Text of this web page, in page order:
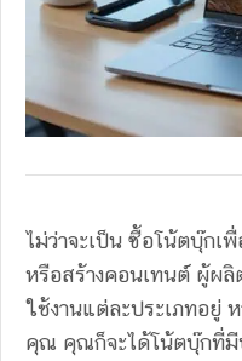
ไม่ว่าจะเป็น ซื้อโน้ตบุ๊กเ
หรือสร้างคอนเทนต์ ผู้ผลิ
ใช้งานแต่ละประเภทอยู่
คุณ คุณก็จะได้โน้ตบุ๊กที่มี